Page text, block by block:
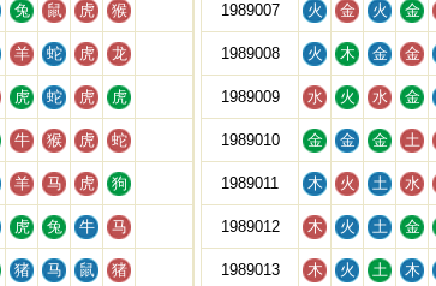
兔 鼠 虎 猴
羊 蛇 虎 龙
虎 蛇 虎 虎
牛 猴 虎 蛇
羊 马 虎 狗
虎 兔 牛 马
猪 马 鼠 猪
1989007 火 金 火 金
1989008 火 木 金 金
1989009 水 火 水 金
1989010 金 金 金 土
1989011 木 火 土 水
1989012 木 火 土 金
1989013 木 火 土 木